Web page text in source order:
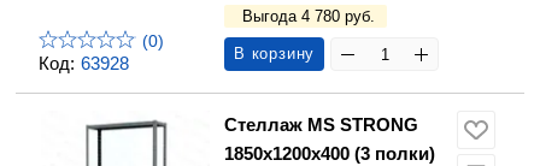
Код: 63928
(0)
Выгода 4 780 руб.
В корзину
Стеллаж MS STRONG
1850х1200х400 (3 полки)